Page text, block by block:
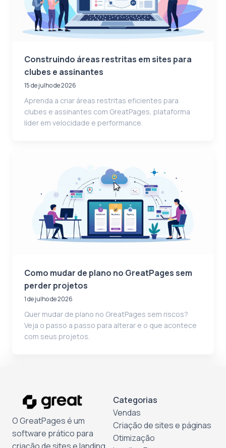
Construindo áreas restritas em sites para
clubes e assinantes
15 de julho de 2026
Aprenda a criar áreas restritas eficientes para
clubes e assinantes com GreatPages, plataforma
líder em velocidade e performance.
Como mudar de plano no GreatPages sem
perder projetos
1 de julho de 2026
Quer mudar de plano no GreatPages sem riscos?
Veja o passo a passo para alterar e o que acontece
com seus projetos.
O GreatPages é um
software prático para
Categorias
Vendas
Criação de sites e páginas
Otimização